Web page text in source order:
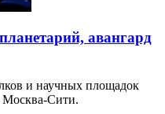
авангард
и научных площадок
Москва-Сити.